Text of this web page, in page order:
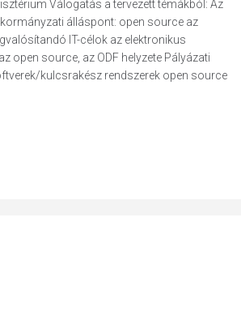
Válogatás a tervezett témákból: Az
álláspont: open source az
IT-célok az elektronikus
open source, az ODF helyzete Pályázati
kulcsrakész rendszerek open source